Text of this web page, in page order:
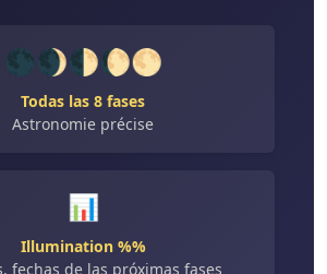
🌑🌒🌓🌔🌕
Todas las 8 fases
Astronomie précise
📊
Illumination %%
fechas de las próximas fases